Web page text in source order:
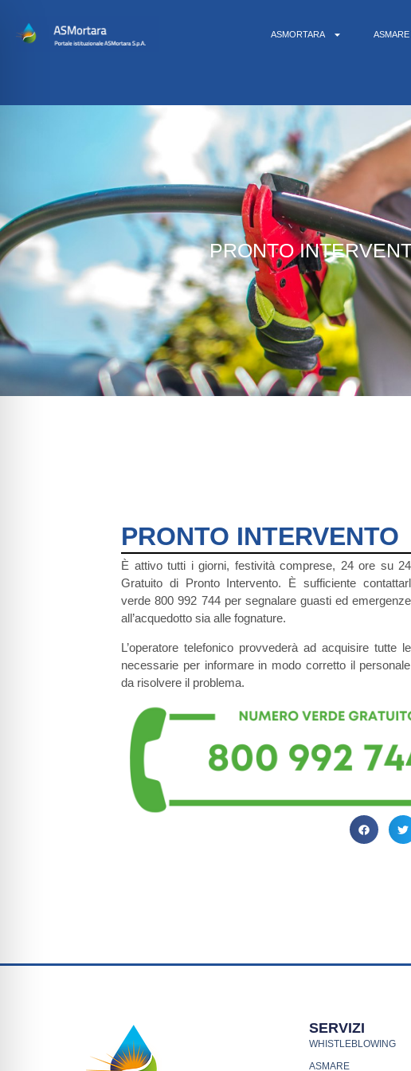
ASMORTARA ASMARE
PRONTO
PRONTO INTERVENTO
È attivo tutti i giorni, festività comprese, 24 ore su
Gratuito di Pronto Intervento. È sufficiente
verde 800 992 744 per segnalare guasti ed
all’acquedotto sia alle fognature.
L’operatore telefonico provvederà ad acquisire tutte
necessarie per informare in modo corretto il
da risolvere il problema.
SERVIZI
WHISTLEBLOWING
ASMARE